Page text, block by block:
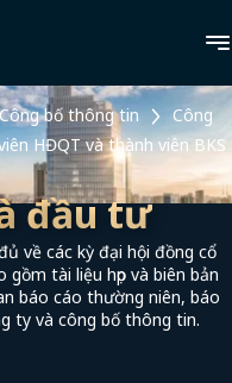
Công bố thông tin
Công
HĐQT và thành viên BKS
đầu tư
về các kỳ đại hội đồng cổ
tài liệu họp và biên bản
báo cáo thường niên, báo
ty và công bố thông tin.